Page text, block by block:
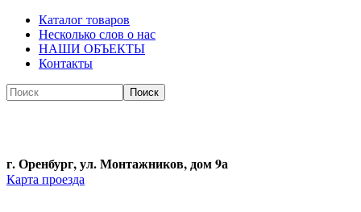
Каталог товаров
Несколько слов о нас
НАШИ ОБЪЕКТЫ
Контакты
Поиск
г. Оренбург, ул. Монтажников, дом 9а
Карта проезда